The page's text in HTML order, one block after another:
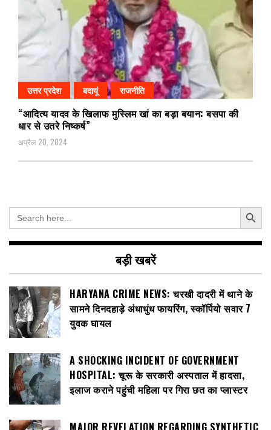
उत्तर प्रदेश बदायूं राजनीति
“आदित्य यादव के खिलाफ मुस्लिम खां का बड़ा बयान: बसपा की
धार से उतरे निष्कर्ष”
अप्रैल 20, 2024
Search
for:
Search Button
बड़ी खबरें
HARYANA CRIME NEWS: चरखी दादरी में थाने के
सामने दिनदहाड़े अंधाधुंध फायरिंग, स्कॉर्पियो सवार 7
युवक घायल
A SHOCKING INCIDENT OF GOVERNMENT
HOSPITAL: चूरू के सरकारी अस्पताल में हादसा,
इलाज कराने पहुंची महिला पर गिरा छत का प्लास्टर
MAJOR REVELATION REGARDING SYNTHETIC